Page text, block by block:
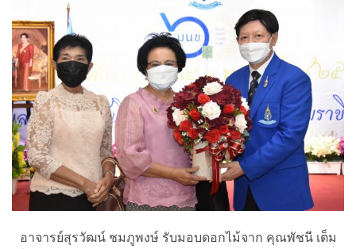
อาจารย์สุรวัฒน์ ชมภูพงษ์ รับมอบดอกไม้จาก คุณพัชนี เต็ม